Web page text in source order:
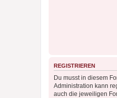
REGISTRIEREN
Du musst in diesem
Administration kann
auch die jeweiligen